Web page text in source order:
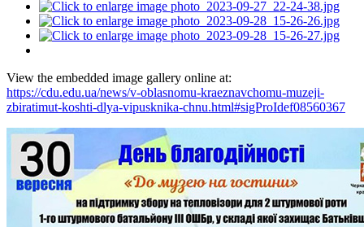
View the embedded image gallery online at:
https://cdu.edu.ua/news/v-oblasnomu-kraeznavchomu-muzeji-
zbiratimut-koshti-dlya-vipusknika-chnu.html#sigProIdef08560367